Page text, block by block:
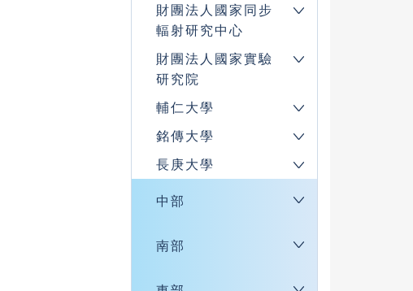
財團法人國家同步
輻射研究中心
財團法人國家實驗
研究院
輔仁大學
銘傳大學
長庚大學
中部
南部